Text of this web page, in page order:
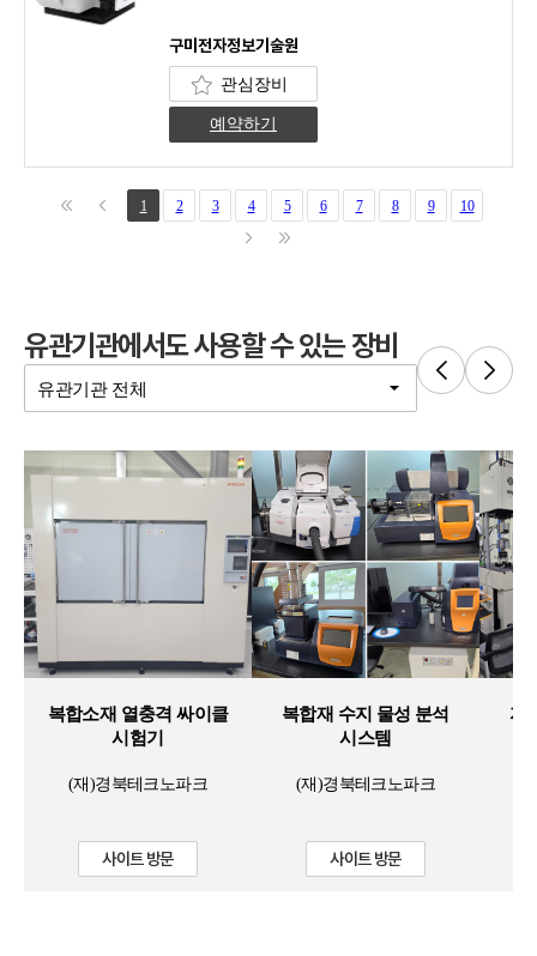
구미전자정보기술원
관심장비
예약하기
1 2 3 4 5 6 7 8 9 10
유관기관에서도 사용할 수 있는 장비
복합소재 열충격 싸이클
시험기
(재)경북테크노파크
사이트 방문
복합재 수지 물성 분석
시스템
(재)경북테크노파크
사이트 방문
자